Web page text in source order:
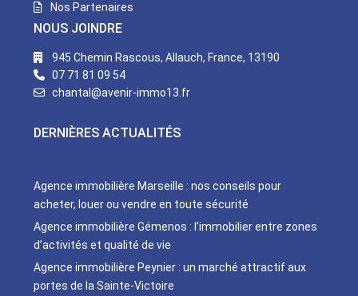
Nos Partenaires
NOUS JOINDRE
945 Chemin Rascous, Allauch, France, 13190
07 71 81 09 54
chantal@avenir-immo13.fr
DERNIÈRES ACTUALITÉS
Agence immobilière Marseille : nos conseils pour
acheter, louer ou vendre en toute sécurité
Agence immobilière Gémenos : l’immobilier entre zones
d’activités et qualité de vie
Agence immobilière Peynier : un marché attractif aux
portes de la Sainte-Victoire